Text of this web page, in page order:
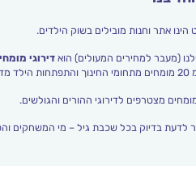
הינו אתר וחנות מובילים בשוק הילדים.
(מעבר למחירים המעולים) הואדירוגי
מצטרפים לדירוגי ההורים והגולשים.
לדעת בדיוק בכל שכבת גיל – מי המשחקים